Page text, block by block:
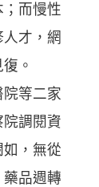
而慢性
才，網
。
等二家
調閱資
，無從
品週轉